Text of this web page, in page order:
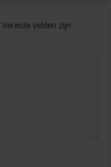
Vereiste velden zijn